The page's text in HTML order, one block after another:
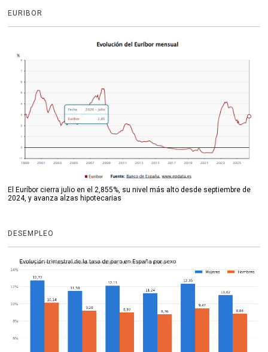
EURIBOR
El Euríbor cierra julio en el 2,855%, su nivel más alto desde septiembre de
2024, y avanza alzas hipotecarias
DESEMPLEO